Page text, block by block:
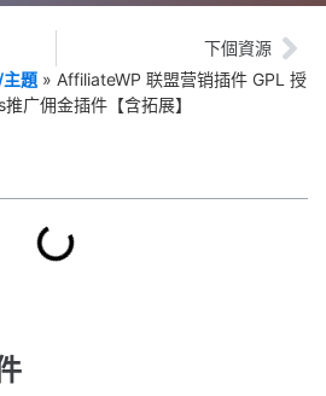
下個資源
題 » AffiliateWP 联盟营销插件 GPL 授
广佣金插件【含拓展】